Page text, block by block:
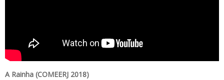
A Rainha (COMEERJ 2018)